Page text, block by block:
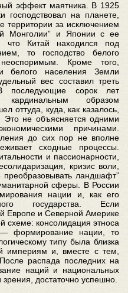
эффект маятника. В 1925
господствовал на планете,
территории за исключением
Монголии” и Японии с ее
что Китай находился под
то господство белого
Кроме того,
белого населения Земли
вес составил треть
последующие сорок лет
кардинальным образом
оттуда, куда, как казалось,
Это не объясняется одними
причинами.
до сих пор не вполне
сходные процессы.
и пассионарности,
кризис воли,
ландшафт”
сферы. В России
нации и, как его
государства. Если
Европе и Северной Америке
схеме: консолидация этноса
формирование нации, то
типу была близка
империям и, вместе с тем,
распада последних на
наций и национальных
достаточно успешно.